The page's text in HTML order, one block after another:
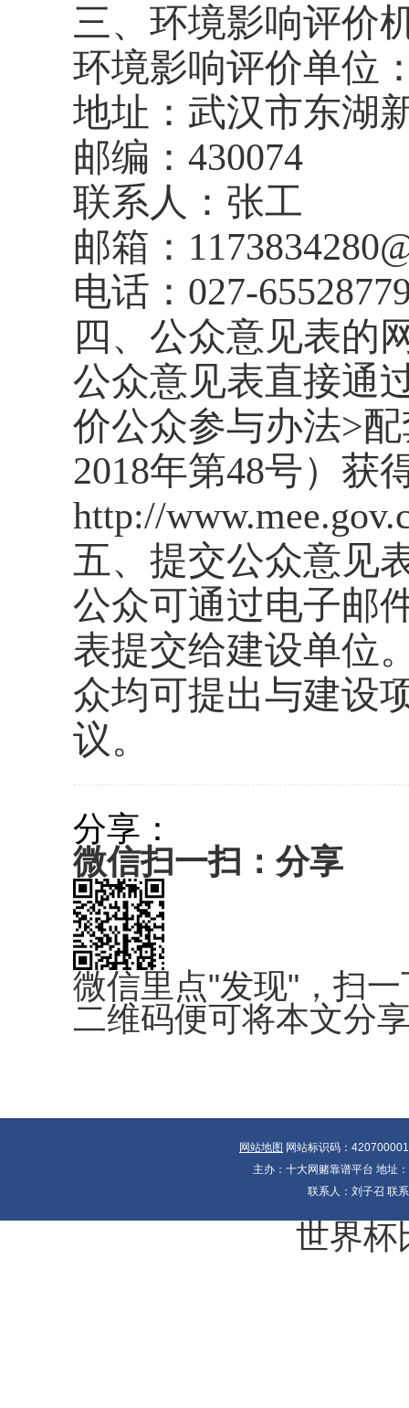
三、环境影响评价
环境影响评价单位
地址：武汉市东湖
邮编：430074
联系人：张工
邮箱：
电话：027-
四、公众意见表的
公众意见表直接通
价公众参与办法>
2018年第48号）获
http://
五、提交公众意见
公众可通过电子邮
表提交给建设单位
众均可提出与建设
议。
分享：
微信扫一扫：分享
微信里点"发现"，扫一
二维码便可将本文分
网站地图 网站标识码：
主办：十大网赌靠谱平台 地址
联系人：刘子召 联
世界杯